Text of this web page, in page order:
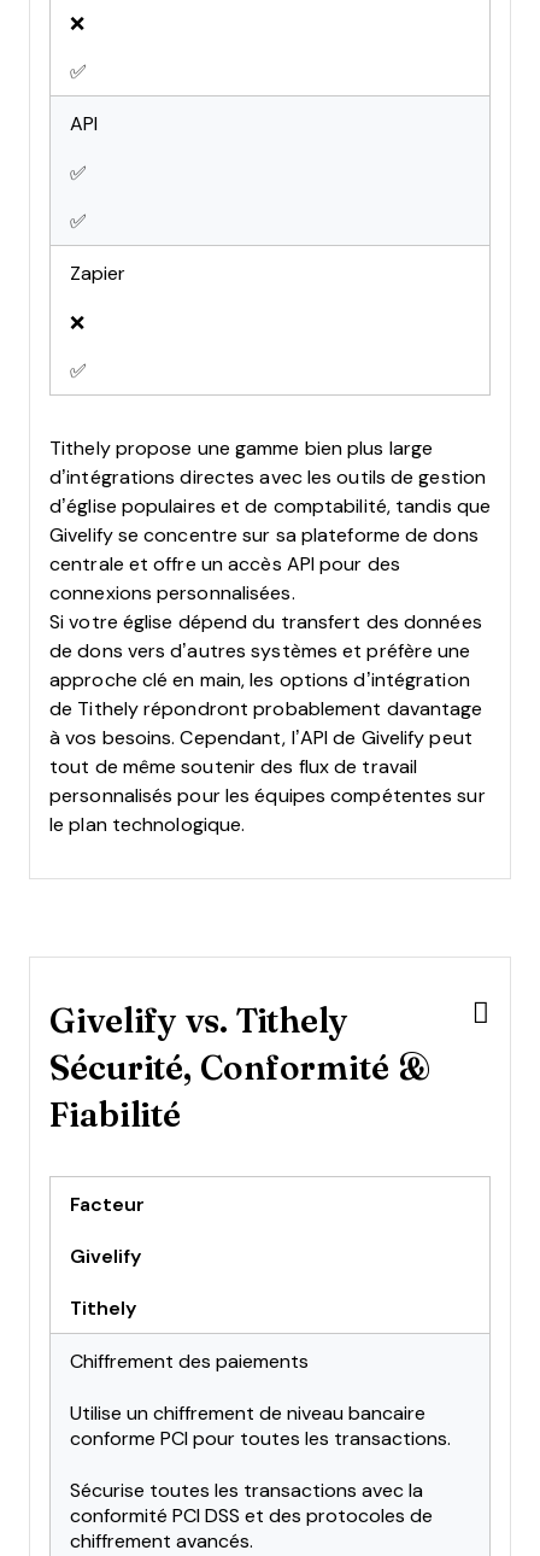
❌
✅
API
✅
✅
Zapier
❌
✅
Tithely propose une gamme bien plus large
d’intégrations directes avec les outils de gestion
d’église populaires et de comptabilité, tandis que
Givelify se concentre sur sa plateforme de dons
centrale et offre un accès API pour des
connexions personnalisées.
Si votre église dépend du transfert des données
de dons vers d’autres systèmes et préfère une
approche clé en main, les options d’intégration
de Tithely répondront probablement davantage
à vos besoins. Cependant, l’API de Givelify peut
tout de même soutenir des flux de travail
personnalisés pour les équipes compétentes sur
le plan technologique.
Givelify vs. Tithely
Sécurité, Conformité &
Fiabilité
Facteur
Givelify
Tithely
Chiffrement des paiements
Utilise un chiffrement de niveau bancaire
conforme PCI pour toutes les transactions.
Sécurise toutes les transactions avec la
conformité PCI DSS et des protocoles de
chiffrement avancés.